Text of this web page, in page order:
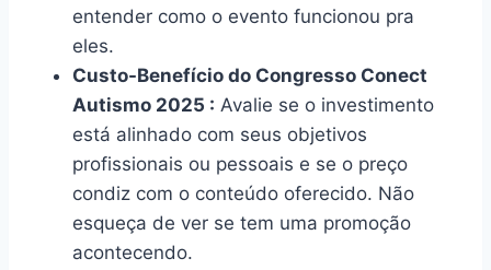
entender como o evento funcionou pra
eles.
Custo-Benefício do Congresso Conect
Autismo 2025 : Avalie se o investimento
está alinhado com seus objetivos
profissionais ou pessoais e se o preço
condiz com o conteúdo oferecido. Não
esqueça de ver se tem uma promoção
acontecendo.